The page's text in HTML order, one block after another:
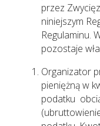
przez
niniejszym
Regulaminu.
pozostaje
Organizator
pieniężną w
podatku